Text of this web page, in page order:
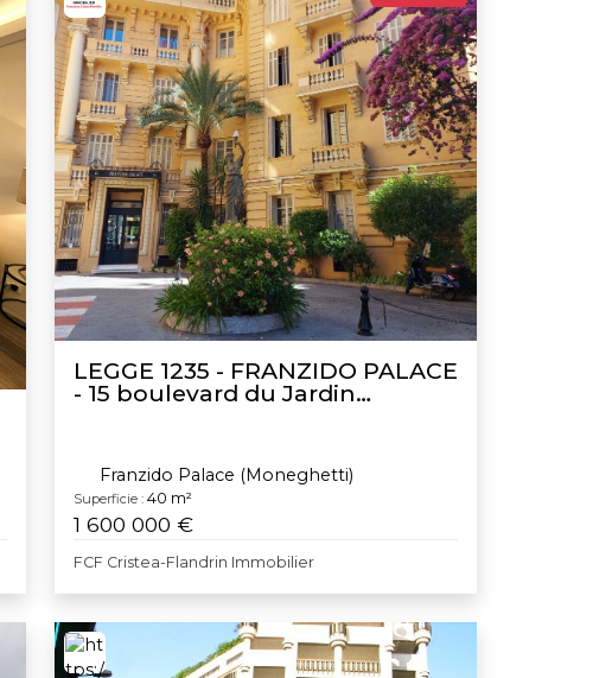
LEGGE 1235 - FRANZIDO PALACE
- 15 boulevard du Jardin
Franzido Palace (Moneghetti)
Superficie : 40 m²
1 600 000 €
FCF Cristea-Flandrin Immobilier